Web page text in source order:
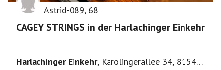
Astrid-089, 68
CAGEY STRINGS in der Harlachinger Einkehr
Harlachinger Einkehr, Karolingerallee 34, 81545